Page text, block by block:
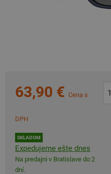
63,90 € Cena s
DPH
SKLADOM
Expedujeme ešte dnes
Na predajni v Bratislave do 2
dní.